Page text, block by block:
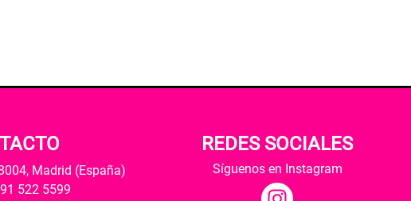
Madrid (España)
522 5599
REDES SOCIALES
Síguenos en Instagram